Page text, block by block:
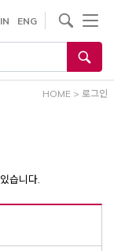
ENG
HOME > 로그인
습니다.